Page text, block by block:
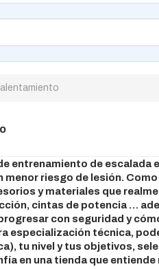
entrenamiento de
menor riesgo de lesión.
y materiales que
cintas de potencia …
con seguridad y
especialización técnica,
tu nivel y tus objetivos,
en una tienda que